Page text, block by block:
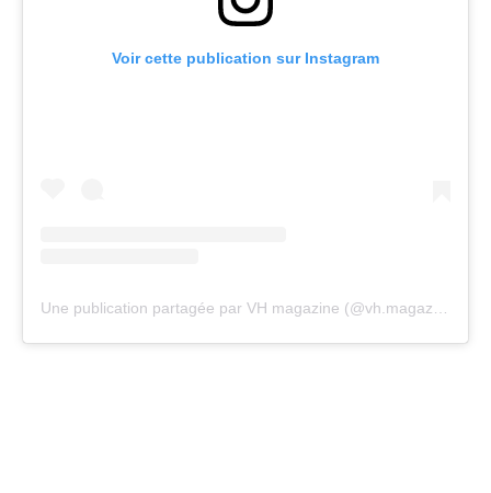
Voir cette publication sur Instagram
Une publication partagée par VH magazine (@vh.magazine)